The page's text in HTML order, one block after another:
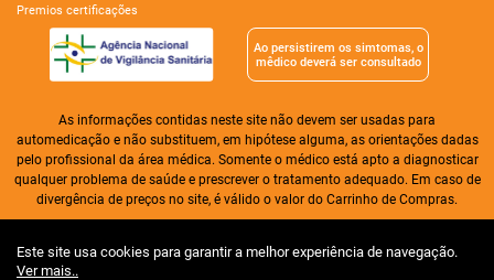
Este site usa cookies para garantir a melhor experiência de navegação.
Ver mais..
premios certificações
Ao persistirem os simtomas, o
mêdico deverá ser consultado
As informações contidas neste site não devem ser usadas para
automedicação e não substituem, em hipótese alguma, as orientações dadas
pelo profissional da área médica. Somente o médico está apto a diagnosticar
qualquer problema de saúde e prescrever o tratamento adequado. Em caso de
divergência de preços no site, é válido o valor do Carrinho de Compras.
CNA 02, lote 11, loja 02 | Taguatinga | Distrito Federal | CEP 72.110-025
Horário de funcionamento: 7h às 22h, horário de Brasília. | Tel.: (61) 3204-0000